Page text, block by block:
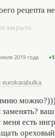
рецепта
закрыто
2019 года +1
eurokarabulka
можно?)))
есть